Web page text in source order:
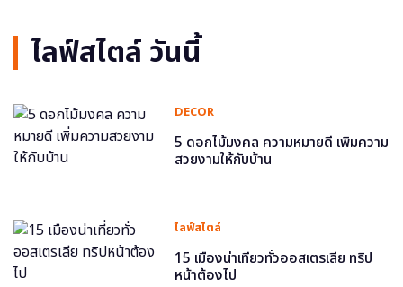
ไลฟ์สไตล์ วันนี้
DECOR
5 ดอกไม้มงคล ความหมายดี เพิ่มความ
สวยงามให้กับบ้าน
ไลฟ์สไตล์
15 เมืองน่าเที่ยวทั่วออสเตรเลีย ทริป
หน้าต้องไป